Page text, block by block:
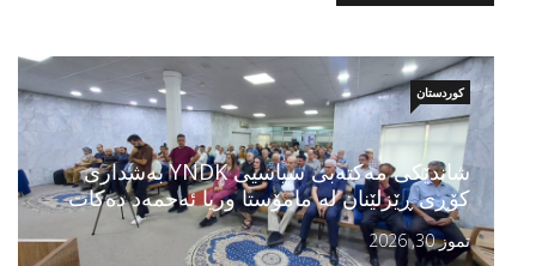
شاندێكی مه‌كته‌بی سیاسیی YNDK به‌شداری
كۆڕى ڕێزلێنان له‌ مامۆستا وريا ئه‌حمه‌د ده‌كات
تموز 30, 2026
کوردستان